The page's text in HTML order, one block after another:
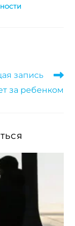
запись
за ребенком